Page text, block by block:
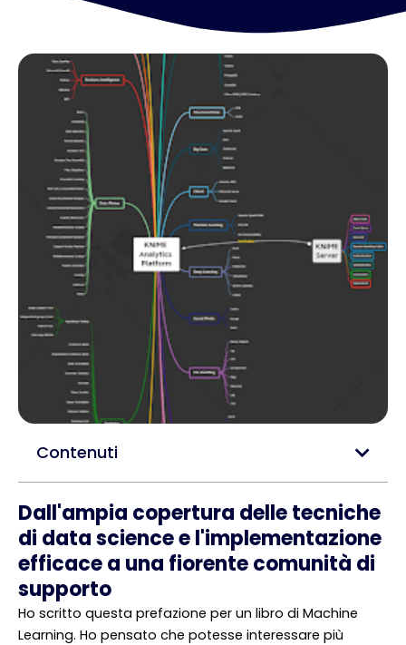
Dall'ampia copertura delle tecniche
di data science e l'implementazione
efficace a una fiorente comunità di
supporto
Ho scritto questa prefazione per un libro di Machine
Learning. Ho pensato che potesse interessare più
Contenuti